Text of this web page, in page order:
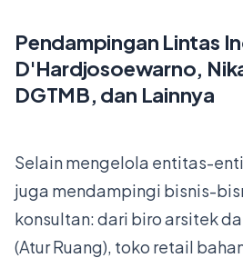
Pendampingan Lintas
D'Hardjosoewarno,
DGTMB, dan Lainnya
Selain mengelola entitas-
juga mendampingi bisnis-
konsultan: dari biro arsitek
(Atur Ruang), toko retail